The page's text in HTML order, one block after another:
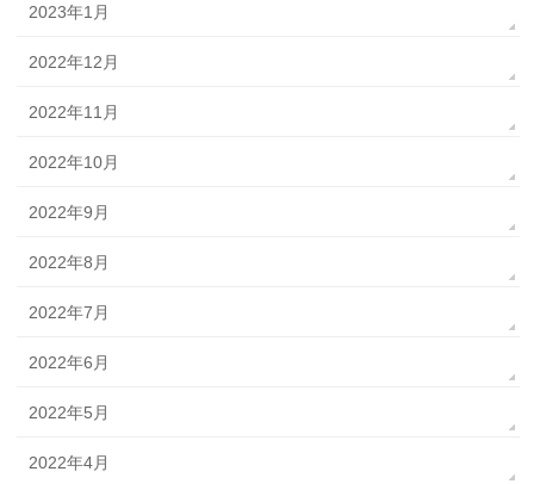
2023年1月
2022年12月
2022年11月
2022年10月
2022年9月
2022年8月
2022年7月
2022年6月
2022年5月
2022年4月